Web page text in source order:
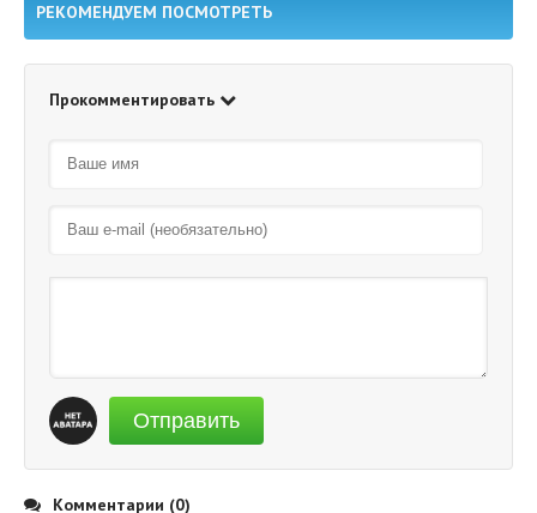
РЕКОМЕНДУЕМ ПОСМОТРЕТЬ
Прокомментировать
Отправить
Комментарии (0)